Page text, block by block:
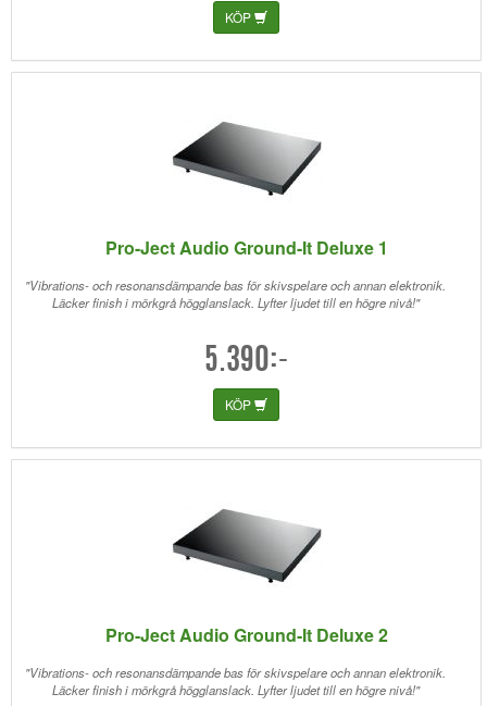
KÖP
Pro-Ject Audio Ground-It Deluxe 1
"Vibrations- och resonansdämpande bas för skivspelare och annan elektronik.
Läcker finish i mörkgrå högglanslack. Lyfter ljudet till en högre nivå!"
5.390:-
KÖP
Pro-Ject Audio Ground-It Deluxe 2
"Vibrations- och resonansdämpande bas för skivspelare och annan elektronik.
Läcker finish i mörkgrå högglanslack. Lyfter ljudet till en högre nivå!"